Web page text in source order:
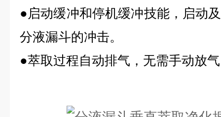
●启动缓冲和停机缓冲技能，启动
分液漏斗的冲击。
●萃取过程自动排气，无需手动放